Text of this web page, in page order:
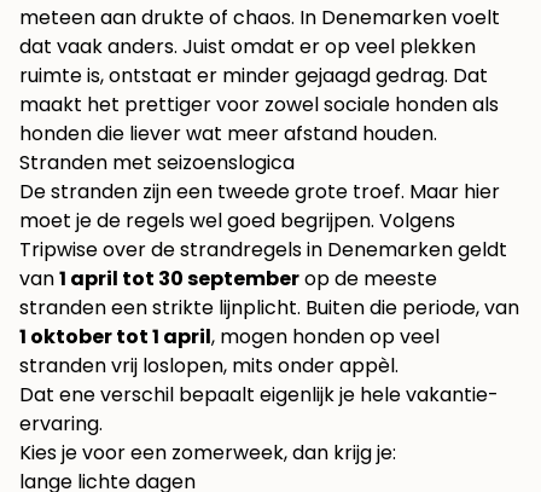
meteen aan drukte of chaos. In Denemarken voelt
dat vaak anders. Juist omdat er op veel plekken
ruimte is, ontstaat er minder gejaagd gedrag. Dat
maakt het prettiger voor zowel sociale honden als
honden die liever wat meer afstand houden.
Stranden met seizoenslogica
De stranden zijn een tweede grote troef. Maar hier
moet je de regels wel goed begrijpen. Volgens
Tripwise over de strandregels in Denemarkengeldt
van1 april tot 30 septemberop de meeste
stranden een strikte lijnplicht. Buiten die periode, van
1 oktober tot 1 april, mogen honden op veel
stranden vrij loslopen, mits onder appèl.
Dat ene verschil bepaalt eigenlijk je hele vakantie-
ervaring.
Kies je voor een zomerweek, dan krijg je:
lange lichte dagen